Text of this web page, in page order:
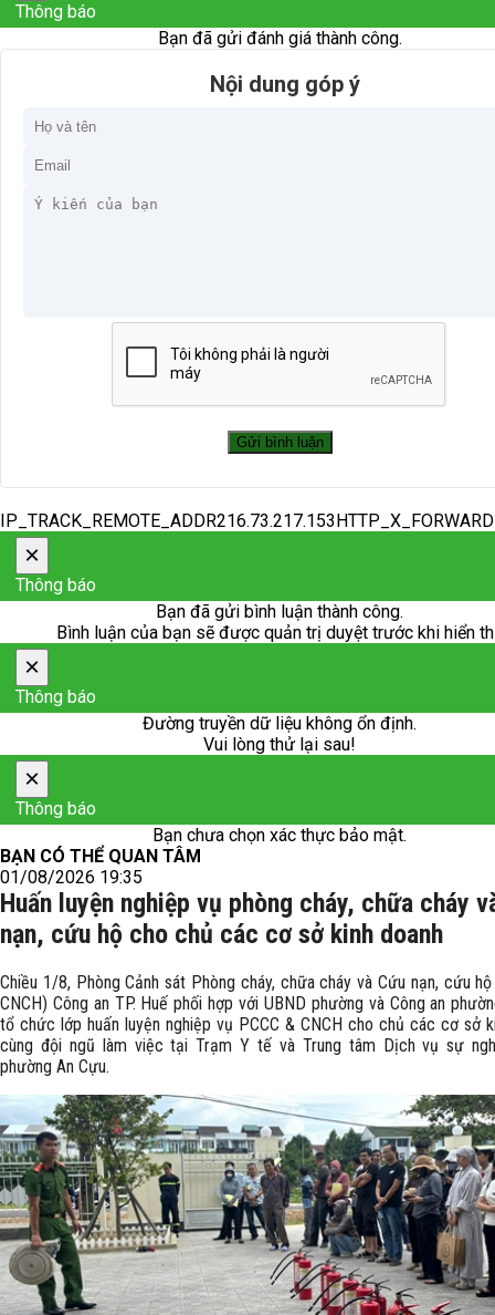
Thông báo
Bạn đã gửi đánh giá thành công.
Nội dung góp ý
×
Thông báo
Bạn đã gửi bình luận thành công.
Bình luận của bạn sẽ được quản trị duyệt trước khi hiển
×
Thông báo
Đường truyền dữ liệu không ổn định.
Vui lòng thử lại sau!
×
Thông báo
Bạn chưa chọn xác thực bảo mật.
BẠN CÓ THỂ QUAN TÂM
01/08/2026 19:35
Huấn luyện nghiệp vụ phòng cháy, chữa cháy
nạn, cứu hộ cho chủ các cơ sở kinh doanh
Chiều 1/8, Phòng Cảnh sát Phòng cháy, chữa cháy và Cứu nạn, cứu
CNCH) Công an TP. Huế phối hợp với UBND phường và Công an
tổ chức lớp huấn luyện nghiệp vụ PCCC & CNCH cho chủ các cơ sở
cùng đội ngũ làm việc tại Trạm Y tế và Trung tâm Dịch vụ sự
phường An Cựu.